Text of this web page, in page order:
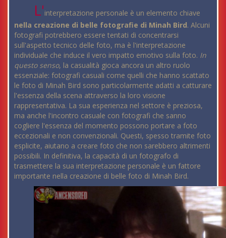
L'interpretazione personale è un elemento chiave
nella creazione di belle fotografie di Minah Bird. Alcuni
fotografi potrebbero essere tentati di concentrarsi
sull'aspetto tecnico delle foto, ma è l'interpretazione
individuale che induce il vero impatto emotivo sulla foto. In
questo senso, la casualità gioca ancora un altro ruolo
essenziale: fotografi casuali come quelli che hanno scattato
le foto di Minah Bird sono particolarmente adatti a catturare
l'essenza della scena attraverso la loro visione
rappresentativa. La sua esperienza nel settore è preziosa,
ma anche l'incontro casuale con fotografi che sanno
cogliere l'essenza del momento possono portare a foto
eccezionali e non convenzionali. Questi, spesso tramite foto
esplicite, aiutano a creare foto che non sarebbero altrimenti
possibili. In definitiva, la capacità di un fotografo di
trasmettere la sua interpretazione personale è un fattore
importante nella creazione di belle foto di Minah Bird.